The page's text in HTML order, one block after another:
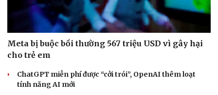
Meta bị buộc bồi thường 567 triệu USD vì gây hại
cho trẻ em
ChatGPT miễn phí được “cởi trói”, OpenAI thêm loạt
tính năng AI mới